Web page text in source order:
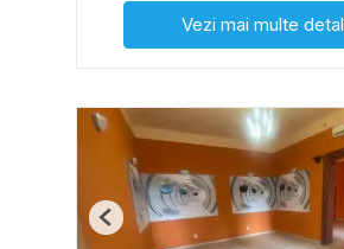
Vezi mai multe
Previous